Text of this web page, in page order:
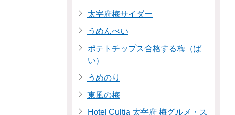
太宰府梅サイダー
うめんべい
ポテトチップス合格する梅（ば
い）
うめのり
東風の梅
Hotel Cultia 太宰府 梅グルメ・ス